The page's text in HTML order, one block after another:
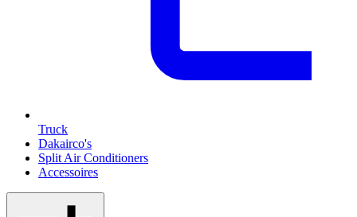
Truck
Dakairco's
Split Air Conditioners
Accessoires